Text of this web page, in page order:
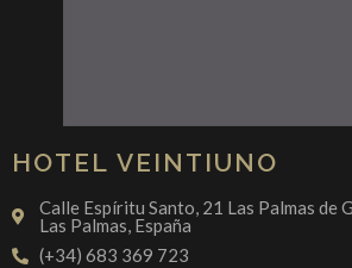
HOTEL VEINTIUNO
Calle Espíritu Santo, 21 Las Palmas de
Las Palmas, España
(+34) 683 369 723